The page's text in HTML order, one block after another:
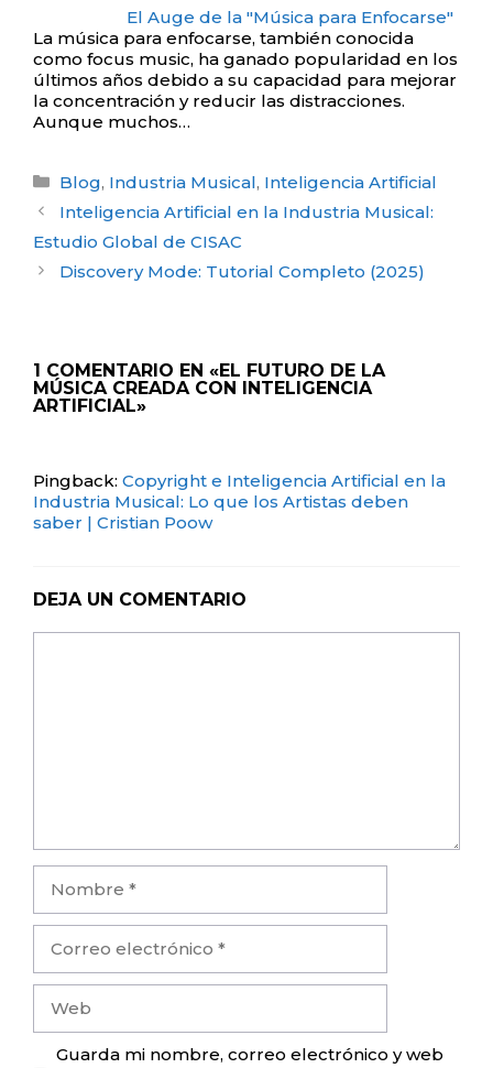
El Auge de la "Música para Enfocarse"
La música para enfocarse, también conocida
como focus music, ha ganado popularidad en los
últimos años debido a su capacidad para mejorar
la concentración y reducir las distracciones.
Aunque muchos…
Categorías
Blog, Industria Musical, Inteligencia Artificial
Post
navigation
Inteligencia Artificial en la Industria Musical:
Estudio Global de CISAC
Discovery Mode: Tutorial Completo (2025)
1 COMENTARIO EN «EL FUTURO DE LA
MÚSICA CREADA CON INTELIGENCIA
ARTIFICIAL»
Pingback: Copyright e Inteligencia Artificial en la
Industria Musical: Lo que los Artistas deben
saber | Cristian Poow
DEJA UN COMENTARIO
electrónico
Guarda mi nombre, correo electrónico y web